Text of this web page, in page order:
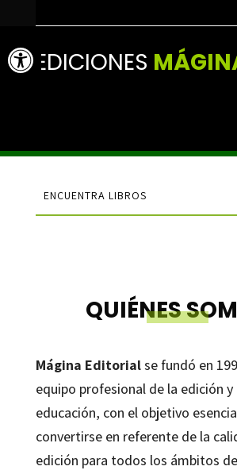
Abrir barra de herramientas
EDICIONES
QUIÉNES
Mágina Editorialse fundó en
equipo profesional de la edición y
educación, con el objetivo
convertirse en referente de la
edición para todos los ámbitos